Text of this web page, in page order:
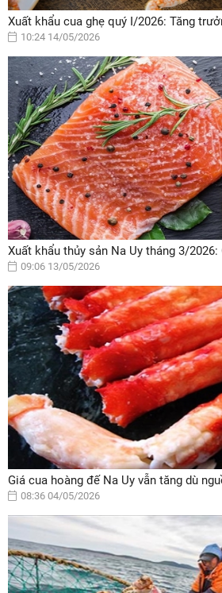
Xuất khẩu cua ghẹ quý I/2026: Tăng
10:24 14/05/2026
Xuất khẩu thủy sản Na Uy tháng 3/
09:06 13/05/2026
Giá cua hoàng đế Na Uy vẫn tăng dù
08:36 04/05/2026